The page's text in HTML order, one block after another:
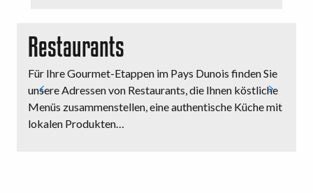
Restaurants
Für Ihre Gourmet-Etappen im Pays Dunois finden Sie
unsere Adressen von Restaurants, die Ihnen köstliche
Menüs zusammenstellen, eine authentische Küche mit
lokalen Produkten…